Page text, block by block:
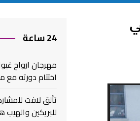
24 ساعة
مهرجان ارواح
اختتام دورته
تألق لافت
للبريكين